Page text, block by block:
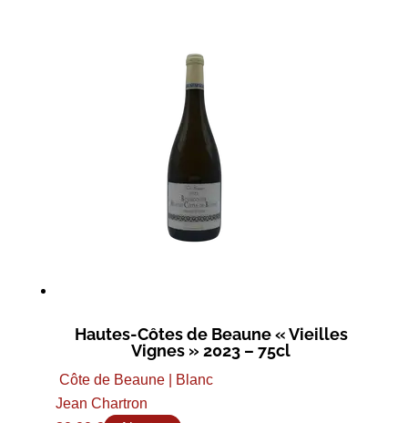
Hautes-Côtes de Beaune « Vieilles
Vignes » 2023 – 75cl
Côte de Beaune | Blanc
Jean Chartron